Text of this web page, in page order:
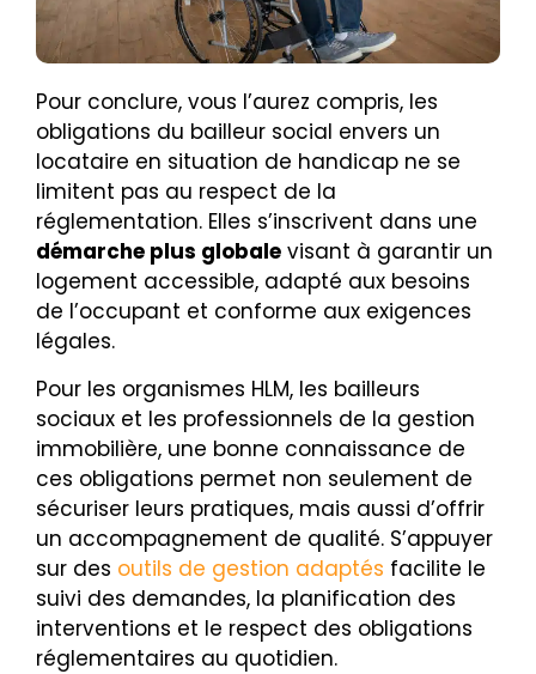
Pour conclure, vous l’aurez compris, les
obligations du bailleur social envers un
locataire en situation de handicap ne se
limitent pas au respect de la
réglementation. Elles s’inscrivent dans une
démarche plus globale visant à garantir un
logement accessible, adapté aux besoins
de l’occupant et conforme aux exigences
légales.
Pour les organismes HLM, les bailleurs
sociaux et les professionnels de la gestion
immobilière, une bonne connaissance de
ces obligations permet non seulement de
sécuriser leurs pratiques, mais aussi d’offrir
un accompagnement de qualité. S’appuyer
sur des outils de gestion adaptés facilite le
suivi des demandes, la planification des
interventions et le respect des obligations
réglementaires au quotidien.